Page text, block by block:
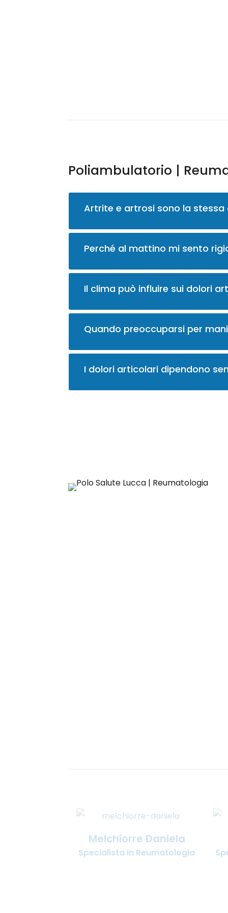
Poliambulatorio |
Artrite e artrosi sono la stessa
Perché al mattino mi sento
Il clima può influire sui dolori
Quando preoccuparsi per
I dolori articolari dipendono
Melchiorre Daniela
Specialista in Reumatologia